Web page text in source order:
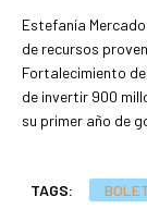
Estefanía
de recursos
Fortalecimiento
de invertir 900
su primer año de
TAGS: